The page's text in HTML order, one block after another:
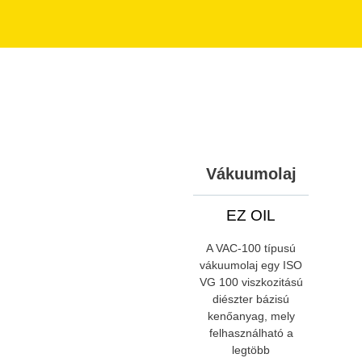
Vákuumolaj
EZ OIL
A VAC-100 típusú
vákuumolaj egy ISO
VG 100 viszkozitású
diészter bázisú
kenőanyag, mely
felhasználható a
legtöbb